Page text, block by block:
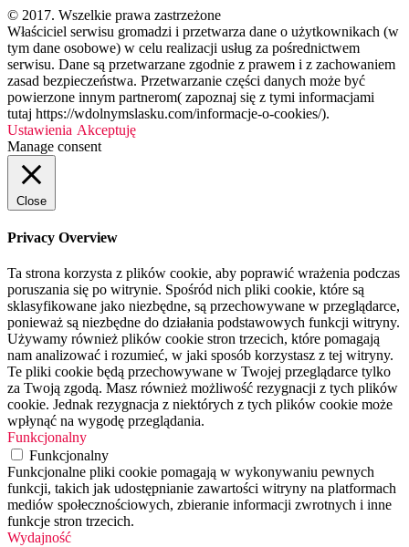
© 2017. Wszelkie prawa zastrzeżone
Właściciel serwisu gromadzi i przetwarza dane o użytkownikach (w
tym dane osobowe) w celu realizacji usług za pośrednictwem
serwisu. Dane są przetwarzane zgodnie z prawem i z zachowaniem
zasad bezpieczeństwa. Przetwarzanie części danych może być
powierzone innym partnerom( zapoznaj się z tymi informacjami
tutaj https://wdolnymslasku.com/informacje-o-cookies/).
Ustawienia Akceptuję
Manage consent
Close
Privacy Overview
Ta strona korzysta z plików cookie, aby poprawić wrażenia podczas
poruszania się po witrynie. Spośród nich pliki cookie, które są
sklasyfikowane jako niezbędne, są przechowywane w przeglądarce,
ponieważ są niezbędne do działania podstawowych funkcji witryny.
Używamy również plików cookie stron trzecich, które pomagają
nam analizować i rozumieć, w jaki sposób korzystasz z tej witryny.
Te pliki cookie będą przechowywane w Twojej przeglądarce tylko
za Twoją zgodą. Masz również możliwość rezygnacji z tych plików
cookie. Jednak rezygnacja z niektórych z tych plików cookie może
wpłynąć na wygodę przeglądania.
Funkcjonalny
Funkcjonalny
Funkcjonalne pliki cookie pomagają w wykonywaniu pewnych
funkcji, takich jak udostępnianie zawartości witryny na platformach
mediów społecznościowych, zbieranie informacji zwrotnych i inne
funkcje stron trzecich.
Wydajność